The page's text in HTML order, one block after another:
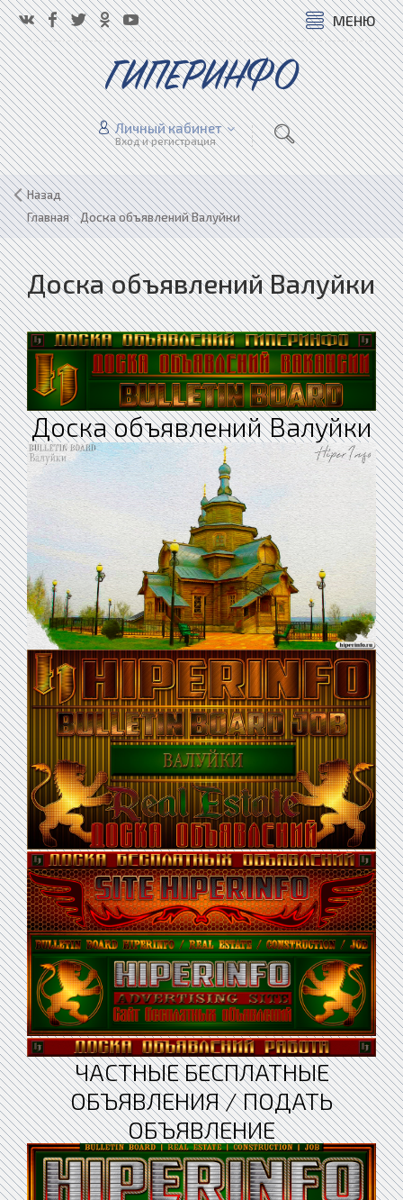
МЕНЮ
ГИПЕРИНФО
Личный кабинет
Вход и регистрация
Назад
Главная»Доска объявлений Валуйки
Доска объявлений Валуйки
Доска объявлений Валуйки
ЧАСТНЫЕ БЕСПЛАТНЫЕ
ОБЪЯВЛЕНИЯ / ПОДАТЬ
ОБЪЯВЛЕНИЕ